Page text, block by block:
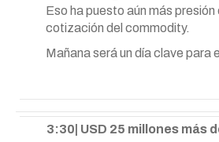
Eso ha puesto aún más presión
cotización del commodity.
Mañana será un día clave para
3:30| USD 25 millones más